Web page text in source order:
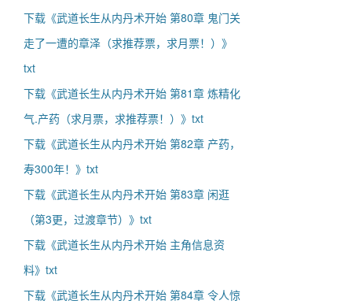
下载《武道长生从内丹术开始 第80章 鬼门关
走了一遭的章泽（求推荐票，求月票！）》
txt
下载《武道长生从内丹术开始 第81章 炼精化
气.产药（求月票，求推荐票！）》txt
下载《武道长生从内丹术开始 第82章 产药，
寿300年！》txt
下载《武道长生从内丹术开始 第83章 闲逛
（第3更，过渡章节）》txt
下载《武道长生从内丹术开始 主角信息资
料》txt
下载《武道长生从内丹术开始 第84章 令人惊